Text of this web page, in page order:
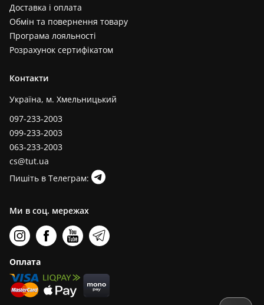
Доставка і оплата
Обмін та повернення товару
Програма лояльності
Розрахунок сертифікатом
Контакти
Україна, м. Хмельницький
097-233-2003
099-233-2003
063-233-2003
cs@tut.ua
Пишіть в Телеграм:
Ми в соц. мережах
Оплата